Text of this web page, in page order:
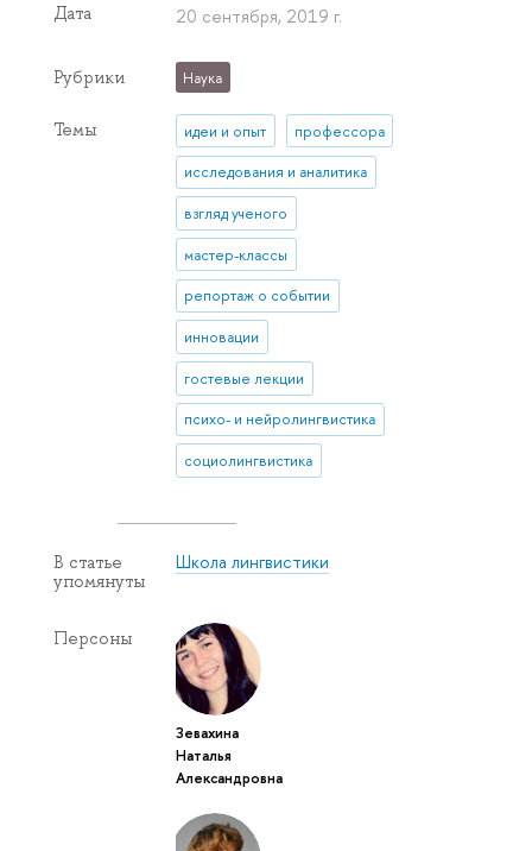
Дата 20 сентября, 2019 г.
Рубрики Наука
Темы идеи и опыт профессора
исследования и аналитика
взгляд ученого
мастер-классы
репортаж о событии
инновации
гостевые лекции
психо- и нейролингвистика
социолингвистика
В статье
упомянуты
Школа лингвистики
Персоны
Зевахина
Наталья
Александровна